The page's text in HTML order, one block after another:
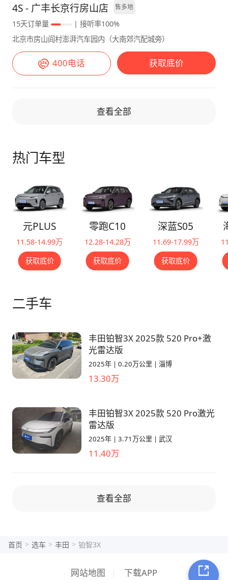
了，前驱车，不怕猛踩。后驱车你想踩猛点，都
要注意别甩到绿化带上。运动模式动力更猛。
4S - 广丰长京行房山店 售多地
15天订单量
| 接听率100%
北京市房山阎村澎湃汽车园内（大南郊汽配城旁）
400电话 获取底价
查看全部
热门车型
元PLUS
11.58-14.99万
获取底价
零跑C10
12.28-14.28万
获取底价
深蓝S05
11.69-17.99万
获取底价
二手车
丰田铂智3X 2025款 520 Pro+激
光雷达版
2025年 | 0.20万公里 | 淄博
13.30万
丰田铂智3X 2025款 520 Pro激光
雷达版
2025年 | 3.71万公里 | 武汉
11.40万
查看全部
首页 > 选车 > 丰田 > 铂智3X
网站地图
下载APP